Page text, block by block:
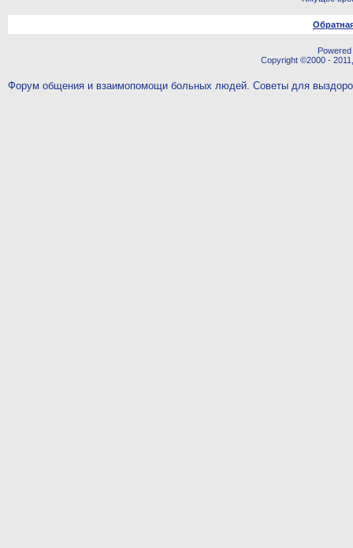
Copyright ©2000 -
Форум общения и взаимопомощи больных людей. Советы для